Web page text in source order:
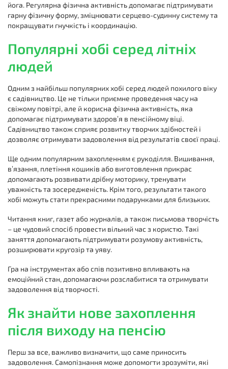
йога. Регулярна фізична активність допомагає підтримувати
гарну фізичну форму, зміцнювати серцево-судинну систему та
покращувати гнучкість і координацію.
Популярні хобі серед літніх
людей
Одним з найбільш популярних хобі серед людей похилого віку
є садівництво. Це не тільки приємне проведення часу на
свіжому повітрі, але й корисна фізична активність, яка
допомагає підтримувати здоров’я в пенсійному віці.
Садівництво також сприяє розвитку творчих здібностей і
дозволяє отримувати задоволення від результатів своєї праці.
Ще одним популярним захопленням є рукоділля. Вишивання,
в’язання, плетіння кошиків або виготовлення прикрас
допомагають розвивати дрібну моторику, тренувати
уважність та зосередженість. Крім того, результати такого
хобі можуть стати прекрасними подарунками для близьких.
Читання книг, газет або журналів, а також письмова творчість
– це чудовий спосіб провести вільний час з користю. Такі
заняття допомагають підтримувати розумову активність,
розширювати кругозір та уяву.
Гра на інструментах або спів позитивно впливають на
емоційний стан, допомагаючи розслабитися та отримувати
задоволення від творчості.
Як знайти нове захоплення
після виходу на пенсію
Перш за все, важливо визначити, що саме приносить
задоволення. Самопізнання може допомогти зрозуміти, які